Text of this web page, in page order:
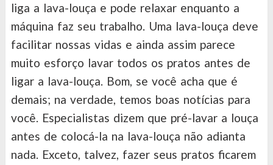
liga a lava-louça e pode relaxar enquanto a
máquina faz seu trabalho. Uma lava-louça deve
facilitar nossas vidas e ainda assim parece
muito esforço lavar todos os pratos antes de
ligar a lava-louça. Bom, se você acha que é
demais; na verdade, temos boas notícias para
você. Especialistas dizem que pré-lavar a louça
antes de colocá-la na lava-louça não adianta
nada. Exceto, talvez, fazer seus pratos ficarem